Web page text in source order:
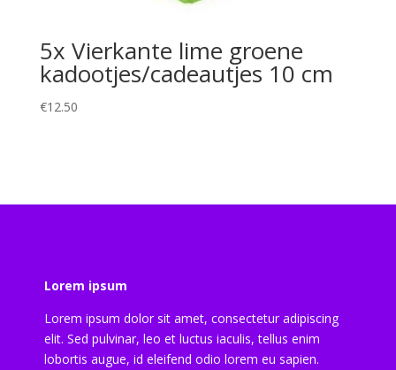
5x Vierkante lime groene
kadootjes/cadeautjes 10 cm
€12.50
Lorem ipsum
Lorem ipsum dolor sit amet, consectetur adipiscing
elit. Sed pulvinar, leo et luctus iaculis, tellus enim
lobortis augue, id eleifend odio lorem eu sapien.